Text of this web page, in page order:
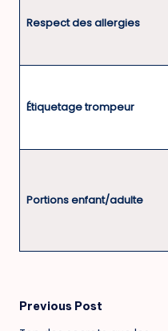
Respect des allergies
Étiquetage trompeur
Portions enfant/adulte
Post
Previous Post